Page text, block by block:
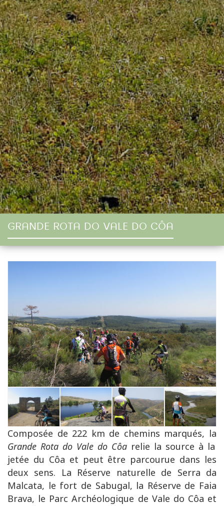
GRANDE ROTA DO VALE DO CÔA
Composée de 222 km de chemins marqués, la
Grande Rota do Vale do Côa relie la source à la
jetée du Côa et peut être parcourue dans les
deux sens. La Réserve naturelle de Serra da
Malcata, le fort de Sabugal, la Réserve de Faia
Brava, le Parc Archéologique de Vale do Côa et